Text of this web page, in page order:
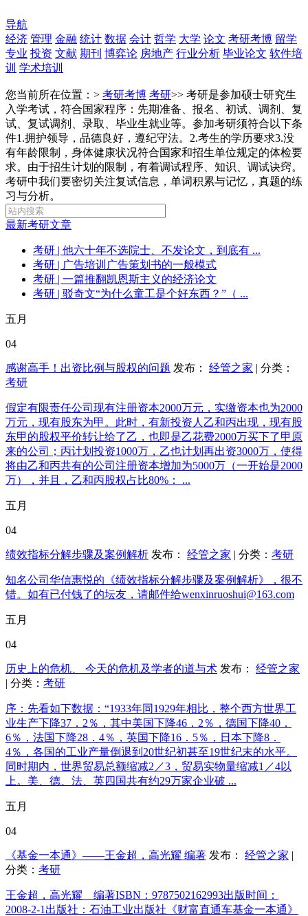
导航
经济 管理 金融 统计 数据 会计 哲学 大学 论文 考研考博 留学
专业 投资 文献 期刊 博弈论 房地产 行业分析 毕业论文 软件培
训 学术培训
您当前所在位置：> 考研考博 考研>> 考研是参加硕士研究生
入学考试，符合国家程序：先期准备、报名、初试、调剂、复
试、复试调剂、录取、毕业生就业等。参加考研须符合以下条
件1.拥护领导，品德良好，遵纪守法。2.考生的学历要求3.没
有年龄限制，身体健康状况符合国家和招生单位规定的体检要
求。由于招生计划的限制，有着调试程序、知识、调试诀窍。
考研中我们要密切关注复试信息，单词积累与记忆，真题的练
习与分析。
最新考研文章
考研 | 他六十年不选院士、不发论文，到底有 ...
考研 | 广告培训广告策划书的一般模式
考研 | 一篇推翻凯恩斯主义的经济论文
考研 | 驳奇文“为什么童工是个好东西？”（ ...
五月
04
感谢高手！出资比例与股权的问题 发布： 经管之家 | 分类：
考研
假定有限责任公司现有注册资本2000万元，实缴资本也为2000
万元，现有股东为甲。此时，有新投资人乙和丙出现，现有股
东甲的股权平价转让给了乙，也即是乙花费2000万买下了甲原
来的公司；丙计划投资1000万，乙也计划再出资3000万，使得
将由乙和丙共有的公司注册资本增加为5000万（一开始是2000
万），并且，乙和丙股权占比80%： ...
五月
04
绩效指标分解步骤及案例解析 发布： 经管之家 | 分类： 考研
知名公司华信惠悦的《绩效指标分解步骤及案例解析》，很不
错。如有已付钱了的坛友，请邮件给wenxinruoshui@163.com
五月
04
历史上的危机、 今天的危机及学者的道与术 发布： 经管之家
| 分类： 考研
序：先看如下数据：“1933年同1929年相比，整个西方世界工
业生产下降37．2％，其中美国下降46．2％，德国下降40．
6％，法国下降28．4％，英国下降16．5％，日本下降8．
4％，各国的工业产量倒退到20世纪初甚至19世纪末的水平。
同时期内，世界贸易总额缩减2／3，贸易实物量缩减1／4以
上。美、德、法、英四国共有约29万家企业破 ...
五月
04
《基金一本通》——王金超，高光耀 编著 发布： 经管之家 |
分类： 考研
王金超，高光耀 编著ISBN：9787502162993出版时间：
2008-2-1出版社：石油工业出版社《财富直通车基金一本通》